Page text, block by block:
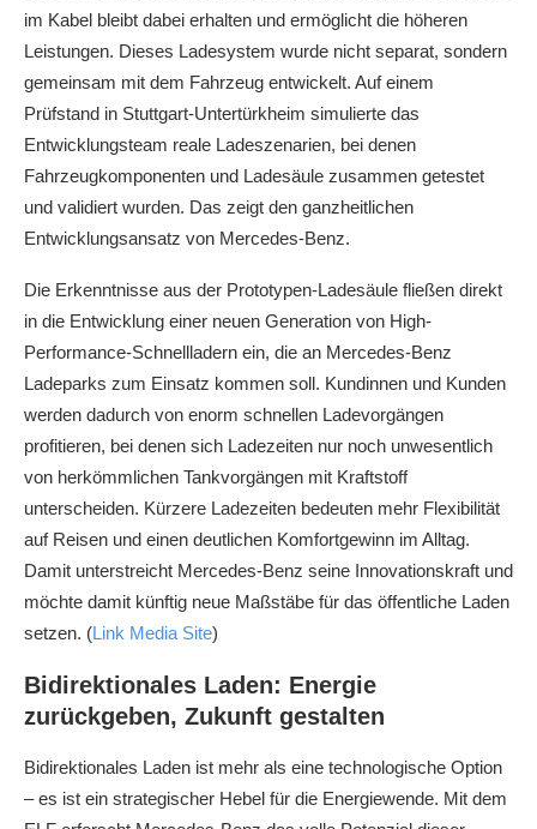
im Kabel bleibt dabei erhalten und ermöglicht die höheren
Leistungen. Dieses Ladesystem wurde nicht separat, sondern
gemeinsam mit dem Fahrzeug entwickelt. Auf einem
Prüfstand in Stuttgart-Untertürkheim simulierte das
Entwicklungsteam reale Ladeszenarien, bei denen
Fahrzeugkomponenten und Ladesäule zusammen getestet
und validiert wurden. Das zeigt den ganzheitlichen
Entwicklungsansatz von Mercedes‑Benz.
Die Erkenntnisse aus der Prototypen-Ladesäule fließen direkt
in die Entwicklung einer neuen Generation von High-
Performance-Schnellladern ein, die an Mercedes‑Benz
Ladeparks zum Einsatz kommen soll. Kundinnen und Kunden
werden dadurch von enorm schnellen Ladevorgängen
profitieren, bei denen sich Ladezeiten nur noch unwesentlich
von herkömmlichen Tankvorgängen mit Kraftstoff
unterscheiden. Kürzere Ladezeiten bedeuten mehr Flexibilität
auf Reisen und einen deutlichen Komfortgewinn im Alltag.
Damit unterstreicht Mercedes‑Benz seine Innovationskraft und
möchte damit künftig neue Maßstäbe für das öffentliche Laden
setzen. (Link Media Site)
Bidirektionales Laden: Energie
zurückgeben, Zukunft gestalten
Bidirektionales Laden ist mehr als eine technologische Option
– es ist ein strategischer Hebel für die Energiewende. Mit dem